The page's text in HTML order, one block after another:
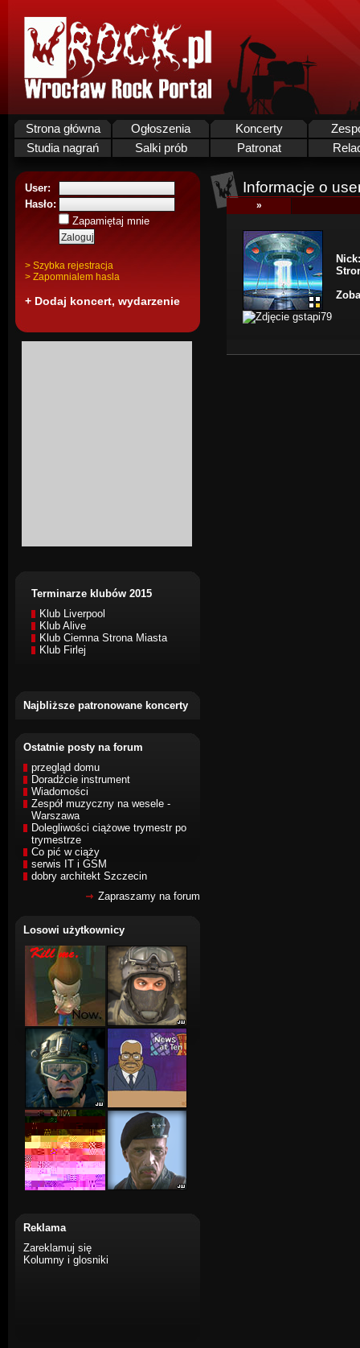
Strona główna Ogłoszenia Koncerty
Studia nagrań
Salki prób Patronat
User:
Hasło:
Zapamiętaj mnie
> Szybka rejestracja
> Zapomnialem hasla
+ Dodaj koncert, wydarzenie
Terminarze klubów 2015
Klub Liverpool
Klub Alive
Klub Ciemna Strona Miasta
Klub Firlej
Najbliższe patronowane koncerty
Ostatnie posty na forum
przegląd domu
Doradźcie instrument
Wiadomości
Zespół muzyczny na wesele -
Warszawa
Dolegliwości ciążowe trymestr po
trymestrze
Co pić w ciąży
serwis IT i GSM
dobry architekt Szczecin
Zapraszamy na forum
Losowi użytkownicy
Reklama
Zareklamuj się
Kolumny i glosniki
Informacje o
»
Nick: